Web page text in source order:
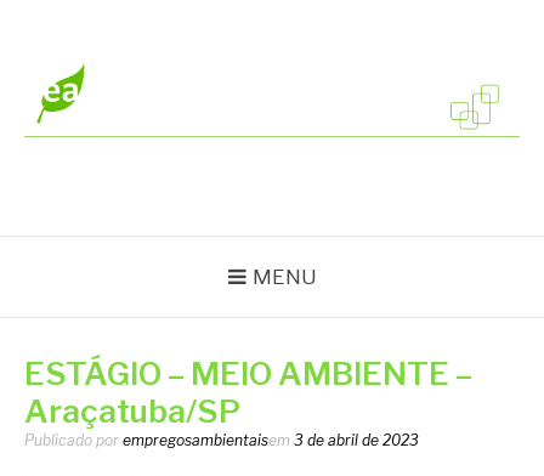
conteúdo
MENU
ESTÁGIO – MEIO AMBIENTE –
Araçatuba/SP
Publicado por empregosambientaisem 3 de abril de 2023